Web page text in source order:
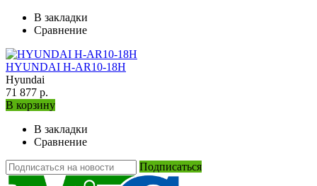
В закладки
Сравнение
HYUNDAI H-AR10-18H
Hyundai
71 877 р.
В корзину
В закладки
Сравнение
Подписаться